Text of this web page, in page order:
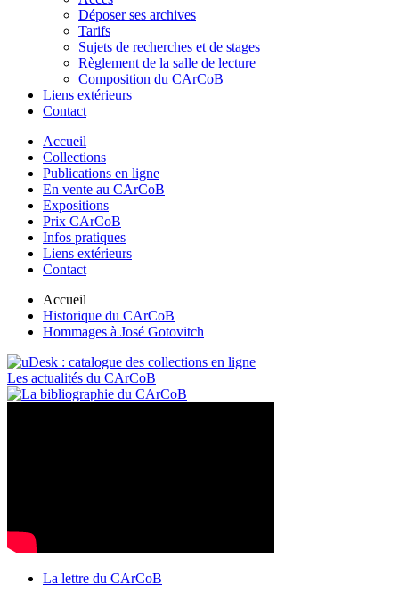
Déposer ses archives
Tarifs
Sujets de recherches et de stages
Règlement de la salle de lecture
Composition du CArCoB
Liens extérieurs
Contact
Accueil
Collections
Publications en ligne
En vente au CArCoB
Expositions
Prix CArCoB
Infos pratiques
Liens extérieurs
Contact
Accueil
Historique du CArCoB
Hommages à José Gotovitch
Les actualités du CArCoB
La lettre du CArCoB